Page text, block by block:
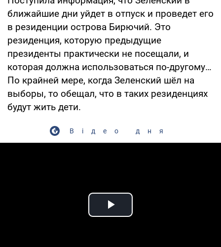
ближайшие дни уйдет в отпуск и проведет его
в резиденции острова Бирючий. Это
резиденция, которую предыдущие
президенты практически не посещали, и
которая должна использоваться по-другому…
По крайней мере, когда Зеленский шёл на
выборы, то обещал, что в таких резиденциях
будут жить дети.
Відео дня
Play Video